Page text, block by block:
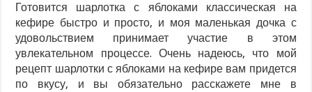
Готовится шарлотка с яблоками классическая на
кефире быстро и просто, и моя маленькая дочка с
удовольствием принимает участие в этом
увлекательном процессе. Очень надеюсь, что мой
рецепт шарлотки с яблоками на кефире вам придется
по вкусу, и вы обязательно расскажете мне в